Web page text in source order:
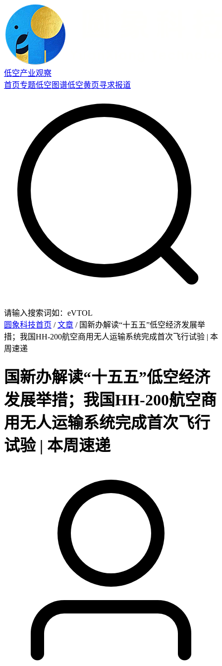
低空产业观察
首页专题低空图谱低空黄页寻求报道
请输入搜索词如：eVTOL
圆象科技首页 /文章 / 国新办解读“十五五”低空经济发展举
措；我国HH-200航空商用无人运输系统完成首次飞行试验 | 本
周速递
国新办解读“十五五”低空经济
发展举措；我国HH-200航空商
用无人运输系统完成首次飞行
试验 | 本周速递